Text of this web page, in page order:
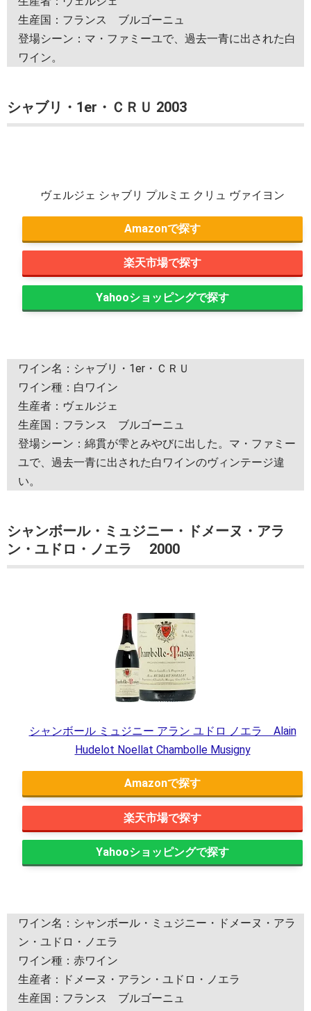
生産国：フランス ブルゴーニュ
登場シーン：マ・ファミーユで、過去一青に出された白
ワイン。
シャブリ・1er・ＣＲＵ 2003
ヴェルジェ シャブリ プルミエ クリュ ヴァイヨン
Amazon
楽天市場
Yahooショッピング
ワイン名：シャブリ・1er・ＣＲＵ
ワイン種：白ワイン
生産者：ヴェルジェ
生産国：フランス ブルゴーニュ
登場シーン：綿貫が雫とみやびに出した。マ・ファミー
ユで、過去一青に出された白ワインのヴィンテージ違
い。
シャンボール・ミュジニー・ドメーヌ・アラ
ン・ユドロ・ノエラ 2000
シャンボール ミュジニー アラン ユドロ ノエラ Alain
Hudelot Noellat Chambolle Musigny
Amazon
楽天市場
Yahooショッピング
ワイン名：シャンボール・ミュジニー・ドメーヌ・アラ
ン・ユドロ・ノエラ
ワイン種：赤ワイン
生産者：ドメーヌ・アラン・ユドロ・ノエラ
生産国：フランス ブルゴーニュ